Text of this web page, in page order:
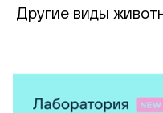
Другие виды